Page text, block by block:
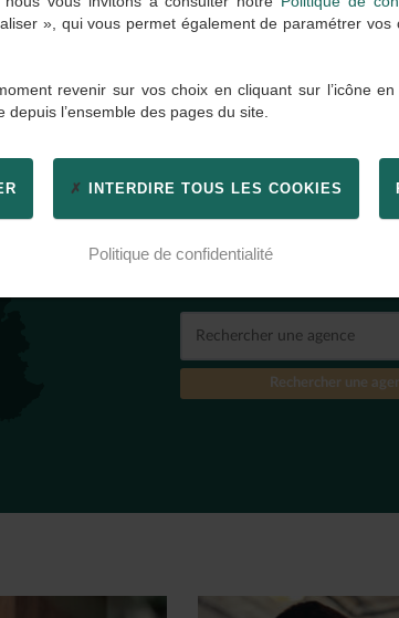
UNE
», qui vous permet également de paramétrer vos
revenir sur vos choix en cliquant sur l’icône
l’ensemble des pages du site.
INTERDIRE TOUS LES COOKIES
Politique de confidentialité